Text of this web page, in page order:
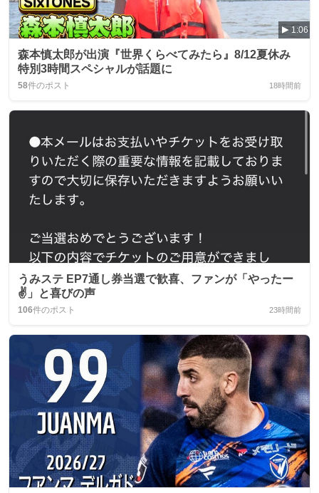
1:06
森本慎太郎が出演『世界くらべてみたら』8/12夏休み
特別3時間スペシャルが話題に
58件のポスト 18時間前
うみステ EP7通し券当選で歓喜、ファンが「やったー
✌️」と喜びの声
106件のポスト 23時間前